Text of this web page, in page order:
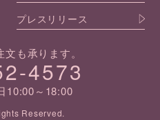
プレスリリース
も承ります。
4573
10:00～18:00
Reserved.